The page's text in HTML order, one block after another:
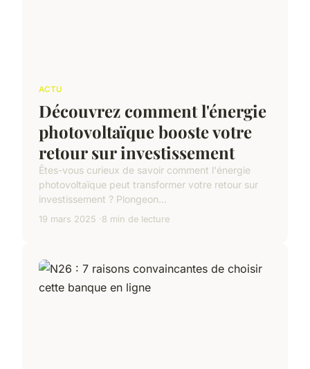
ACTU
Découvrez comment l'énergie
photovoltaïque booste votre
retour sur investissement
Êtes-vous curieux de savoir comment l'énergie
photovoltaïque peut transformer votre retour sur
investissement ? Plongeon...
19 mars 2025 8 min de lecture